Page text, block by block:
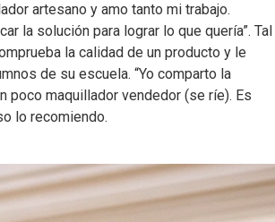
artesano y amo tanto mi trabajo.
la solución para lograr lo que quería”. Tal
la calidad de un producto y le
de su escuela. “Yo comparto la
poco maquillador vendedor (se ríe). Es
lo recomiendo.